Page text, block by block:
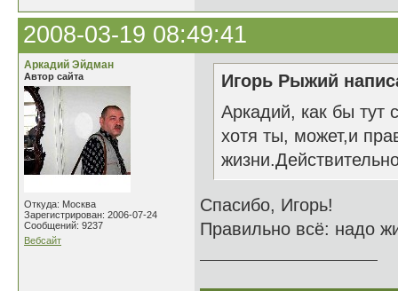
2008-03-19 08:49:41
Аркадий Эйдман
Автор сайта
Откуда: Москва
Зарегистрирован: 2006-07-24
Сообщений: 9237
Вебсайт
Игорь Рыжий
Аркадий, как бы тут
хотя ты, может,и
Спасибо, Игорь!
Правильно всё: надо